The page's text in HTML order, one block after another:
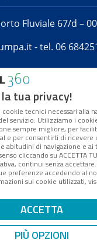
Fluviale 67/d –
- tel. 06
pubblicazione
stampa del
2008 -
Stentella
soggetta a
di Digital360
per il sistema
IVA n.
1249791. ISP AWS
Mappa del sito
tua privacy!
tecnici necessari alla
servizio. Utilizziamo i
sempre migliore, per
e per consentirti di ricevere
abitudini di navigazione e ai
cliccando su ACCETTA
continui senza accettare.
preferenze accedendo al
sui cookie utilizzati,
ACCETTA
PIÙ OPZIONI